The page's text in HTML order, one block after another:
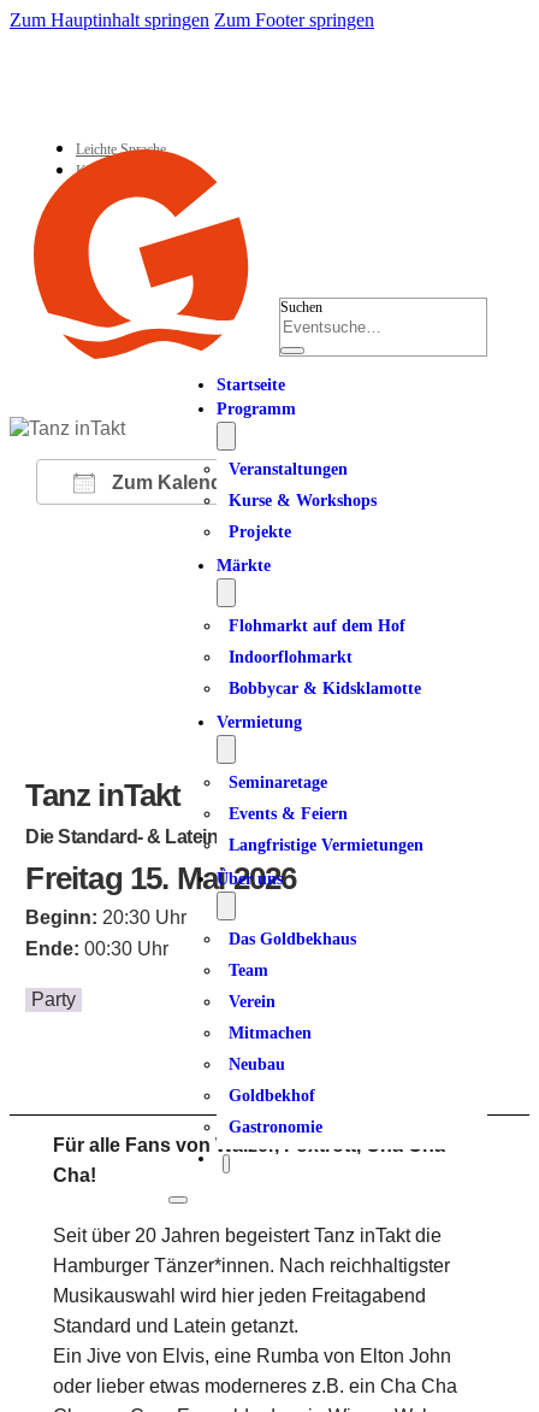
Zum Hauptinhalt springen Zum Footer springen
Leichte Sprache
Kontakt
Suchen
Startseite
Programm
Veranstaltungen
Kurse & Workshops
Projekte
Märkte
Flohmarkt auf dem Hof
Indoorflohmarkt
Bobbycar & Kidsklamotte
Vermietung
Seminaretage
Events & Feiern
Langfristige Vermietungen
Über uns
Das Goldbekhaus
Team
Verein
Mitmachen
Neubau
Goldbekhof
Gastronomie
Zum Kalender hinzufügen
ICS herunterladen
Google Kalender
iCalendarOffice 365
Tanz inTakt
Die Standard- & Lateintanzparty
Freitag 15. Mai 2026
Beginn: 20:30 Uhr
Ende:00:30 Uhr
Party
Für alle Fans von Walzer, Foxtrott, Cha Cha
Cha!
Seit über 20 Jahren begeistert Tanz inTakt die
Hamburger Tänzer*innen. Nach reichhaltigster
Musikauswahl wird hier jeden Freitagabend
Standard und Latein getanzt.
Ein Jive von Elvis, eine Rumba von Elton John
oder lieber etwas moderneres z.B. ein Cha Cha